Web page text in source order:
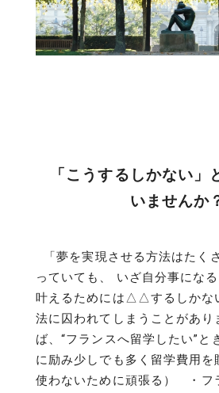
「こうするしかない」
いませんか
「夢を実現させる方法はたく
っていても、 いざ自分事にな
叶えるためには△△するしか
法に囚われてしまうことがあ
ば、“フランスへ留学したい”
に励み少しでも多く留学費用を
使わないために頑張る） ・フ